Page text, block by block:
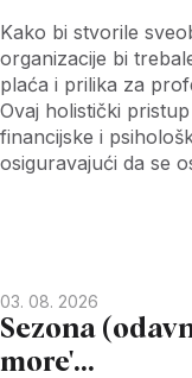
Kako bi stvorile
organizacije bi
plaća i prilika za
Ovaj holistički
financijske i
osiguravajući da se
03. 08. 2026
Sezona
more'...